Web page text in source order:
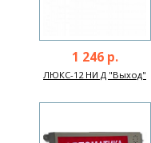
1 246 р.
ЛЮКС-12 НИ Д "Выход"